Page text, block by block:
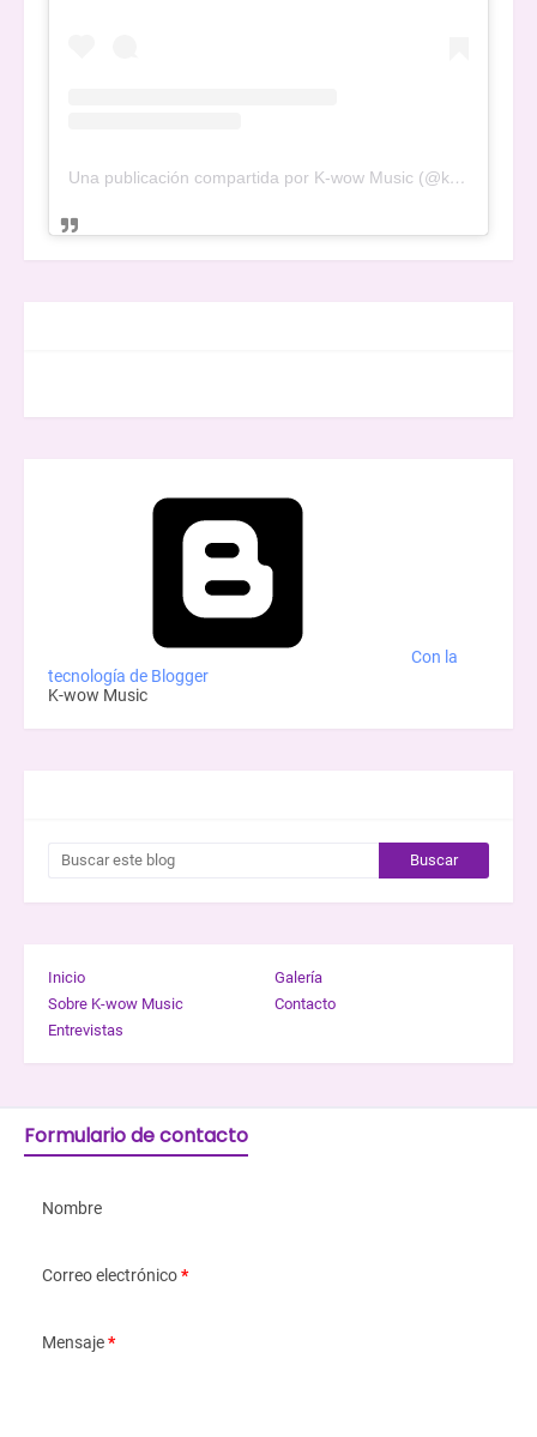
Una publicación compartida por K-wow Music (@kwowwmusic)
Con la
tecnología de Blogger
K-wow Music
Inicio
Galería
Sobre K-wow Music
Contacto
Entrevistas
Formulario de contacto
Nombre
Correo electrónico*
Mensaje*